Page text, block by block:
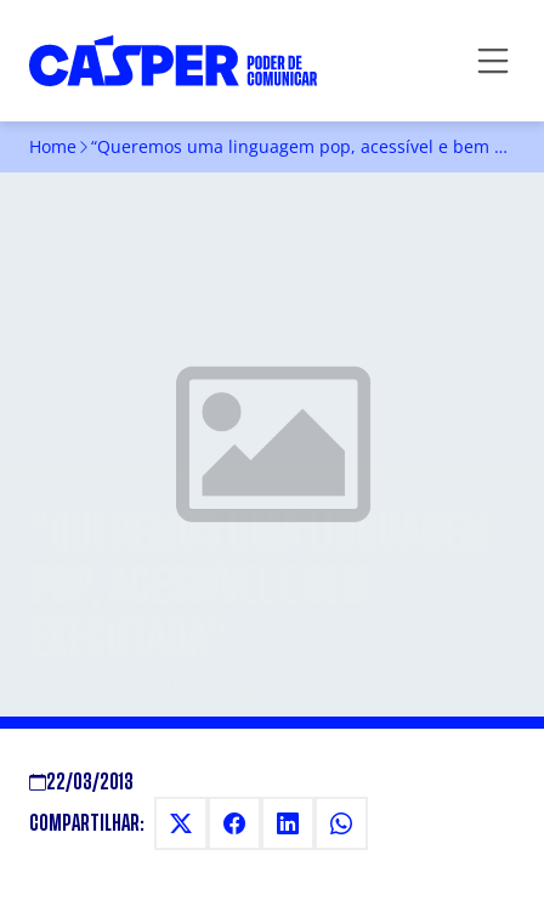
Home “Queremos uma linguagem pop, acessível e bem executada”
"QUEREMOS UMA LINGUAGEM
22/03/2013
COMPARTILHAR: